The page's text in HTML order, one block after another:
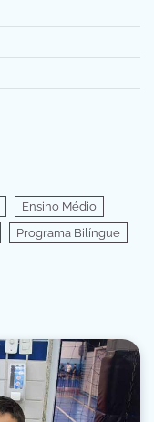
Ensino Médio
Programa Bilíngue